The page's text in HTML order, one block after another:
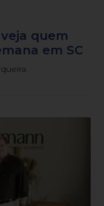
quem
em SC